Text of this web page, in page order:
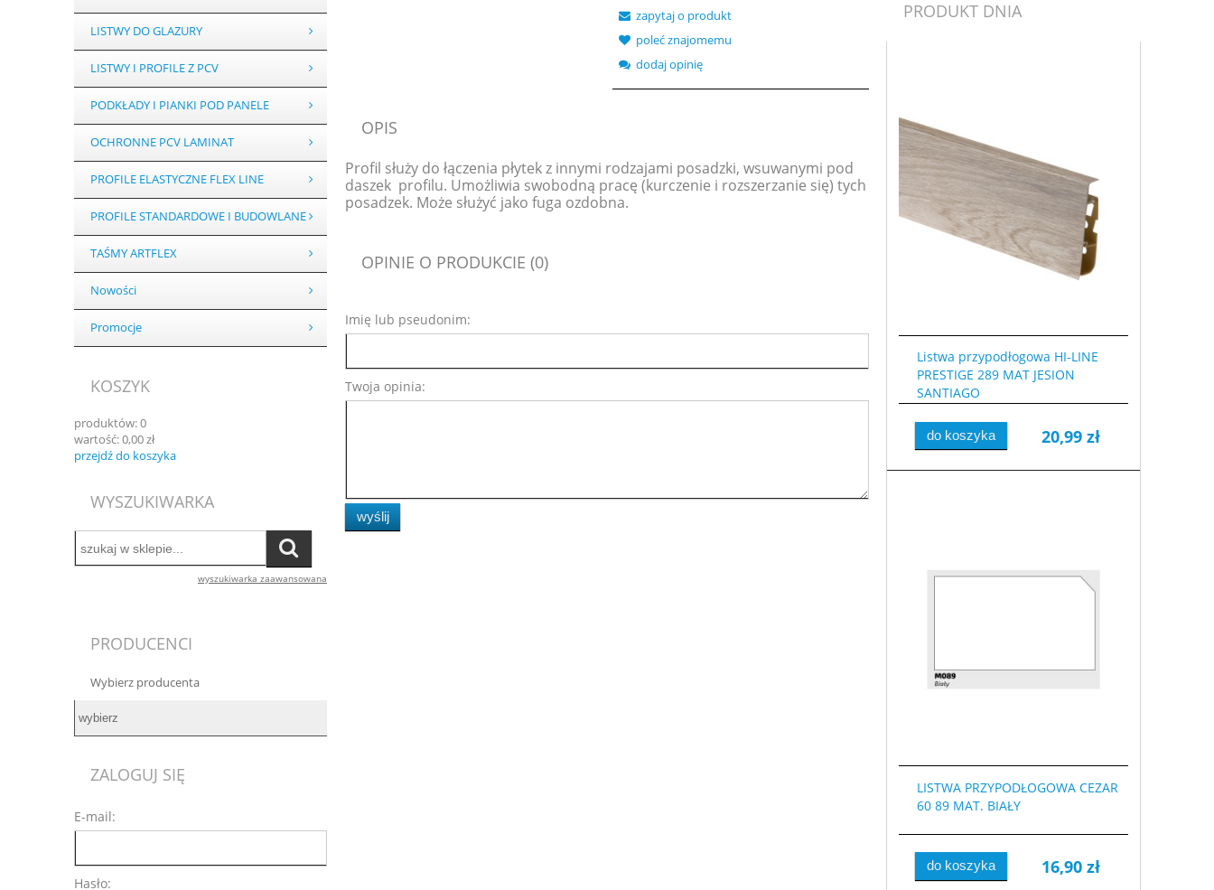
LISTWY DO GLAZURY
LISTWY I PROFILE Z PCV
PODKŁADY I PIANKI POD PANELE
OCHRONNE PCV LAMINAT
PROFILE ELASTYCZNE FLEX LINE
PROFILE STANDARDOWE I BUDOWLANE
TAŚMY ARTFLEX
Nowości
Promocje
KOSZYK
produktów:0
wartość:0,00 zł
przejdź do koszyka
WYSZUKIWARKA
wyszukiwarka zaawansowana
PRODUCENCI
Wybierz producenta
ZALOGUJ SIĘ
E-mail:
Hasło:
zapytaj o produkt
poleć znajomemu
dodaj opinię
OPIS
Profil służy do łączenia płytek z innymi rodzajami posadzki, wsuwanymi pod
daszek profilu. Umożliwia swobodną pracę (kurczenie i rozszerzanie się) tych
posadzek. Może służyć jako fuga ozdobna.
OPINIE O PRODUKCIE (0)
Imię lub pseudonim:
Twoja opinia:
wyślij
PRODUKT DNIA
Listwa przypodłogowa HI-LINE
PRESTIGE 289 MAT JESION
SANTIAGO
20,99 zł
do koszyka
LISTWA PRZYPODŁOGOWA CEZAR
60 89 MAT. BIAŁY
16,90 zł
do koszyka